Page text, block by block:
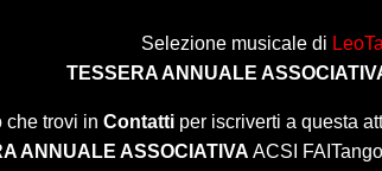
Selezione musicale di
TESSERA ANNUALE
che trovi in Contatti per iscriverti a questa
ANNUALE ASSOCIATIVA ACSI